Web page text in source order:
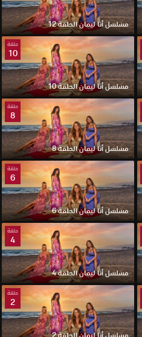
مسلسل أنا ليمان الحلقة 12
حلقة
10
مسلسل أنا ليمان الحلقة 10
حلقة
8
مسلسل أنا ليمان الحلقة 8
حلقة
6
مسلسل أنا ليمان الحلقة 6
حلقة
4
مسلسل أنا ليمان الحلقة 4
حلقة
2